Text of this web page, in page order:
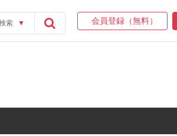
索 ▼ 会員登録（無料）